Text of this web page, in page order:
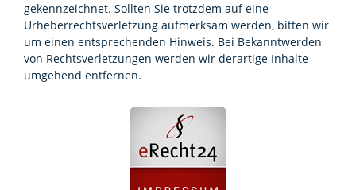
gekennzeichnet. Sollten Sie trotzdem auf eine
Urheberrechtsverletzung aufmerksam werden, bitten wir
um einen entsprechenden Hinweis. Bei Bekanntwerden
von Rechtsverletzungen werden wir derartige Inhalte
umgehend entfernen.